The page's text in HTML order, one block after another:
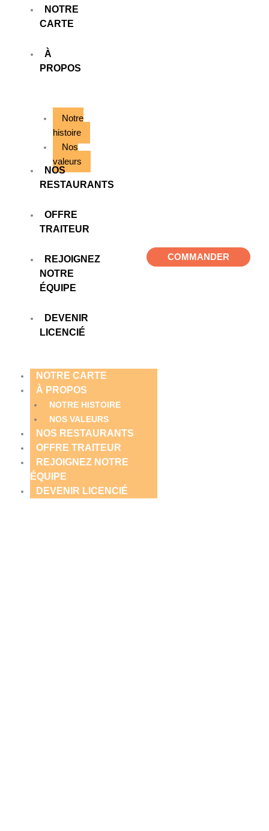
NOTRE
CARTE
À
PROPOS
Notre
histoire
Nos
valeurs
NOS
RESTAURANTS
OFFRE
TRAITEUR
REJOIGNEZ
NOTRE
ÉQUIPE
DEVENIR
LICENCIÉ
NOTRE CARTE
À PROPOS
NOTRE HISTOIRE
NOS VALEURS
NOS RESTAURANTS
OFFRE TRAITEUR
REJOIGNEZ NOTRE
ÉQUIPE
DEVENIR LICENCIÉ
COMMANDER
Compose Commerce
4 rue de L'Abbé Groult 75015 PARIS
Lundi - Vendredi: 10:30 - 15:00, 19:00 - 21:30
Samedi: 12:00 - 15:00